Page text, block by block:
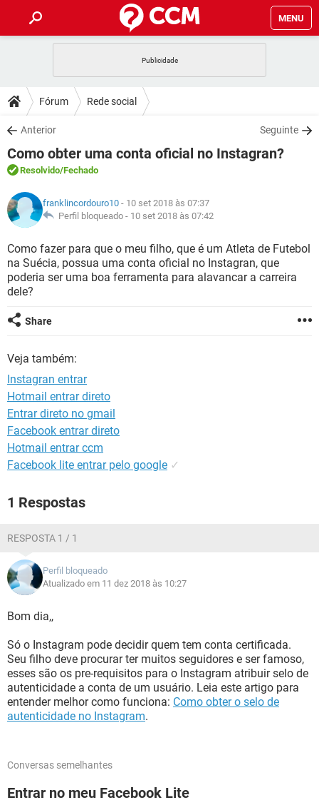
MENU
CELULAR
OUTLOOK
INSTAGRAM GMAIL
GUIA DE COMPRAS
DICAS
JOGOS
OUTLOOK
INSTAGRAM
GUIA DE COMPRAS
DOWNLOADS
JOGOS WHATSAPP
CELULAR
OUTLOOK EXCEL
INSTAGRAM
GUIA DE COMPRAS
FÓRUM
JOGOS
CELULAR FACEBOOK
INSTAGRAM GMAIL
GUIA DE COMPRAS
GLOSSÁRIO
JOGOS
CELULAR FACEBOOK
OUTLOOK EXCEL
GUIA DE COMPRAS
Fórum Rede social
Anterior Seguinte
Como obter uma conta oficial no Instagran?
Resolvido/Fechado
franklincordouro10 - 10 set 2018 às 07:37
Perfil bloqueado - 10 set 2018 às 07:42
Como fazer para que o meu filho, que é um Atleta de Futebol
na Suécia, possua uma conta oficial no Instagran, que
poderia ser uma boa ferramenta para alavancar a carreira
dele?
Share
Veja também:
Instagran entrar
Hotmail entrar direto
Entrar direto no gmail
Facebook entrar direto
Hotmail entrar ccm
Facebook lite entrar pelo google ✓
1 Respostas
RESPOSTA 1 / 1
Perfil bloqueado
Atualizado em 11 dez 2018 às 10:27
Bom dia,,
Só o Instagram pode decidir quem tem conta certificada.
Seu filho deve procurar ter muitos seguidores e ser famoso,
esses são os pre-requisitos para o Instagram atribuir selo de
autenticidade a conta de um usuário. Leia este artigo para
entender melhor como funciona: Como obter o selo de
autenticidade no Instagram.
Conversas semelhantes
Entrar no meu Facebook Lite